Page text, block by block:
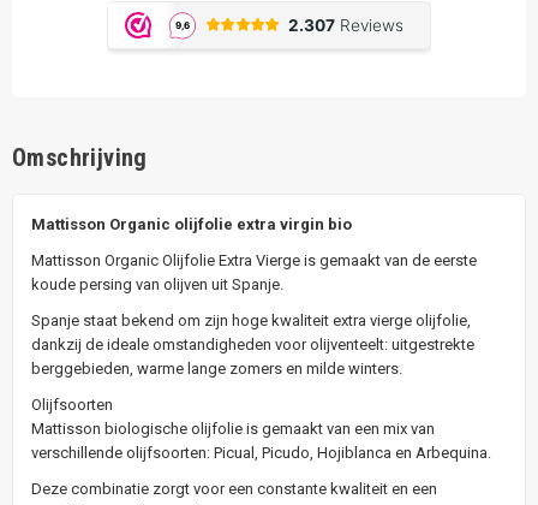
Omschrijving
Mattisson Organic olijfolie extra virgin bio
Mattisson Organic Olijfolie Extra Vierge is gemaakt van de eerste
koude persing van olijven uit Spanje.
Spanje staat bekend om zijn hoge kwaliteit extra vierge olijfolie,
dankzij de ideale omstandigheden voor olijventeelt: uitgestrekte
berggebieden, warme lange zomers en milde winters.
Olijfsoorten
Mattisson biologische olijfolie is gemaakt van een mix van
verschillende olijfsoorten: Picual, Picudo, Hojiblanca en Arbequina.
Deze combinatie zorgt voor een constante kwaliteit en een